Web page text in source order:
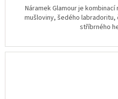
Náramek Glamour je
mušloviny, šedého labradoritu,
stříbrného